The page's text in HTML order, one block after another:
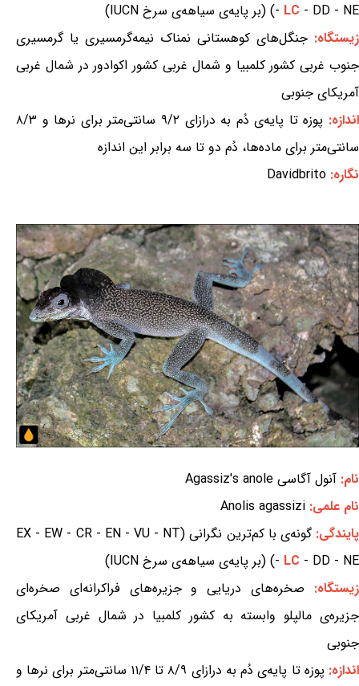
- LC - DD - NE) (بر پایه‌ی سیاهه‌ی سرخ IUCN)
زیستگاه: جنگل‌های کوهستانی نمناک نیمه‌گرمسیری یا گرمسیری
جنوب غربی کشور کلمبیا و شمال غربی کشور اکوادور در شمال غربی
آمریکای جنوبی
اندازه:
پوزه تا پایه‌ی دُم به درازای ۹/۲ سانتی‌متر برای نرها و ۸/۳
سانتی‌متر برای ماده‌ها، دُم دو تا سه برابر این اندازه
نگاره: Davidbrito
نام: آنول آگاسی Agassiz's anole
نام علمی: Anolis agassizi
پایندگی:
گونه‌ی با کم‌ترین نگرانی (EX - EW - CR - EN - VU - NT
- LC - DD - NE) (بر پایه‌ی سیاهه‌ی سرخ IUCN)
زیستگاه: صخره‌های دریایی و جزیره‌های فراکرانه‌ای صخره‌ای
جزیره‌ی مالپلو وابسته به کشور کلمبیا در شمال غربی آمریکای
جنوبی
اندازه:
پوزه تا پایه‌ی دُم به درازای ۸/۹ تا ۱۱/۴ سانتی‌متر برای نرها و